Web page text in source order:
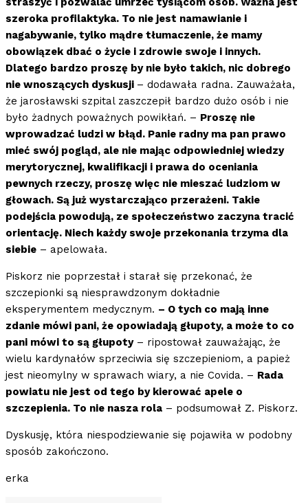
szeroka profilaktyka. To nie jest namawianie i
nagabywanie, tylko mądre tłumaczenie, że mamy
obowiązek dbać o życie i zdrowie swoje i innych.
Dlatego bardzo proszę by nie było takich, nic dobrego
nie wnoszących dyskusji – dodawała radna. Zauważała,
że jarosławski szpital zaszczepił bardzo dużo osób i nie
było żadnych poważnych powikłań. – Proszę nie
wprowadzać ludzi w błąd. Panie radny ma pan prawo
mieć swój pogląd, ale nie mając odpowiedniej wiedzy
merytorycznej, kwalifikacji i prawa do oceniania
pewnych rzeczy, proszę więc nie mieszać ludziom w
głowach. Są już wystarczająco przerażeni. Takie
podejścia powodują, ze społeczeństwo zaczyna tracić
orientację. Niech każdy swoje przekonania trzyma dla
siebie – apelowała.
Piskorz nie poprzestał i starał się przekonać, że
szczepionki są niesprawdzonym dokładnie
eksperymentem medycznym. – O tych co mają inne
zdanie mówi pani, że opowiadają głupoty, a może to co
pani mówi to są głupoty– ripostował zauważając, że
wielu kardynałów sprzeciwia się szczepieniom, a papież
jest nieomylny w sprawach wiary, a nie Covida. – Rada
powiatu nie jest od tego by kierować apele o
szczepienia. To nie nasza rola – podsumował Z. Piskorz.
Dyskusję, która niespodziewanie się pojawiła w podobny
sposób zakończono.
erka